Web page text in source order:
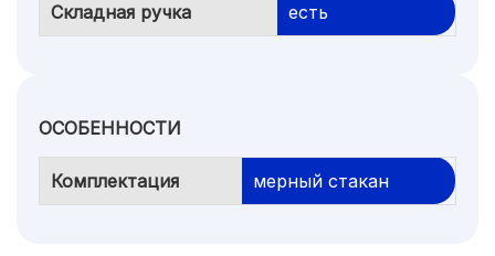
Складная ручка есть
ОСОБЕННОСТИ
Комплектация мерный стакан